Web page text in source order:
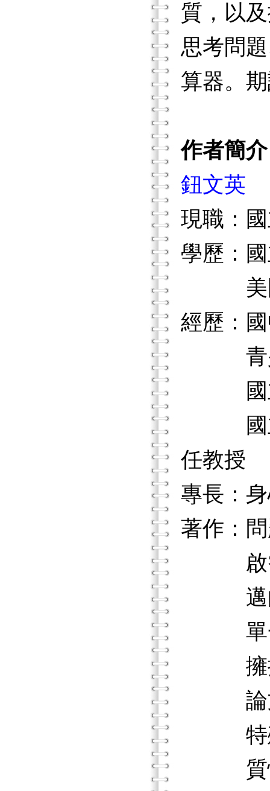
質，以
思考問
算器。
作者簡介
鈕文英
現職：
學歷：
美國
經歷：
青少
國立高
國立高
任教授
專長：
著作：
啟智
邁向
單一個
擁抱
論文
特殊
質性